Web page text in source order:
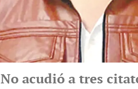
No acudió a tres